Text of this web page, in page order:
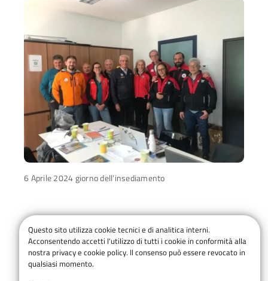
6 Aprile 2024 giorno dell’insediamento
I componenti della SODAS
Presidente Ornella Giordana
Vicepresidente Area Escursionismo Adattato
Questo sito utilizza cookie tecnici e di analitica interni.
Acconsentendo accetti l'utilizzo di tutti i cookie in conformità alla
nostra privacy e cookie policy. Il consenso può essere revocato in
qualsiasi momento.